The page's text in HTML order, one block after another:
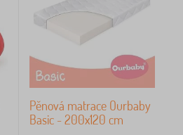
Pěnová matrace Ourbaby
Basic - 200x120 cm